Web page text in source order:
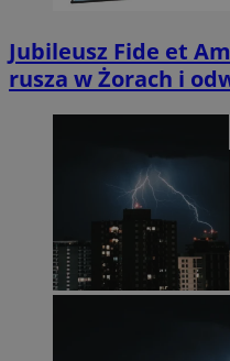
Jubileusz Fide et
rusza w Żorach i